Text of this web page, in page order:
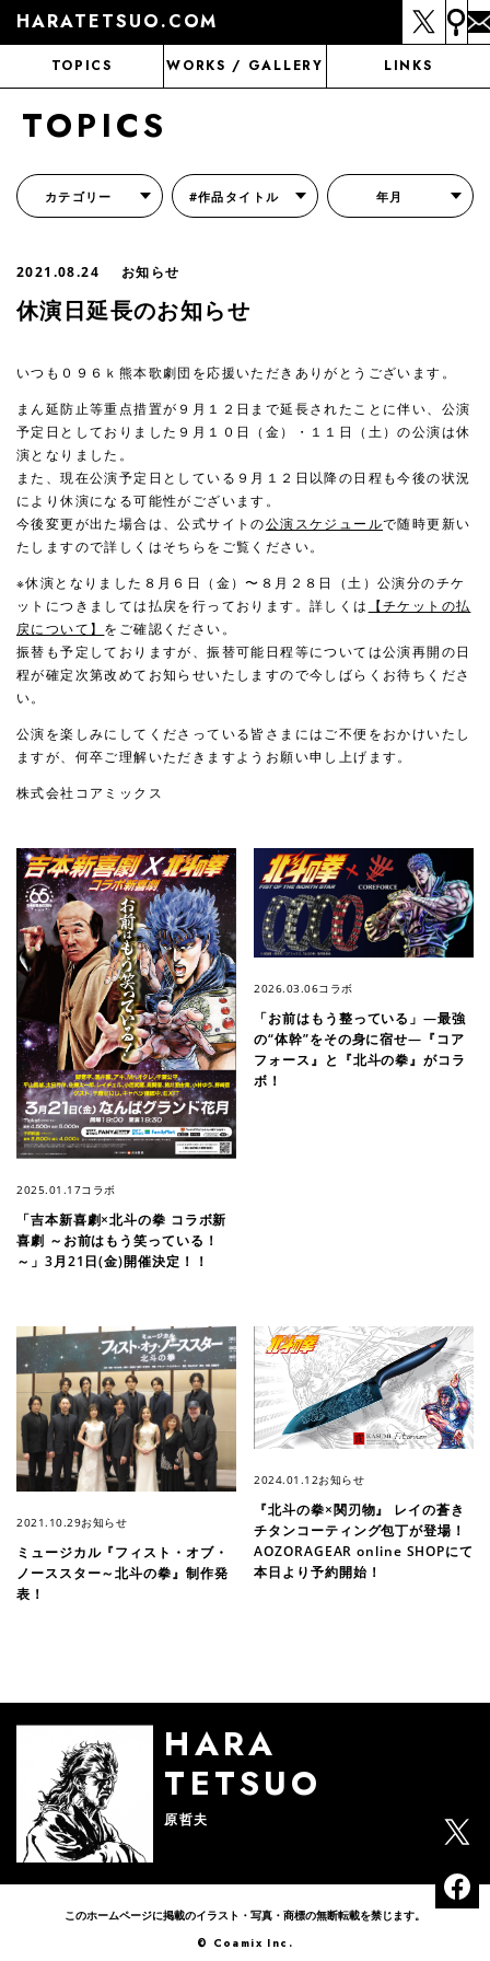
HARATETSUO.COM
TOPICS WORKS / GALLERY LINKS
TOPICS
カテゴリー #作品タイトル 年月
2021.08.24 お知らせ
休演日延長のお知らせ
いつも０９６ｋ熊本歌劇団を応援いただきありがとうございます。
まん延防止等重点措置が９月１２日まで延長されたことに伴い、公演
予定日としておりました９月１０日（金）・１１日（土）の公演は休
演となりました。
また、現在公演予定日としている９月１２日以降の日程も今後の状況
により休演になる可能性がございます。
今後変更が出た場合は、公式サイトの公演スケジュールで随時更新い
たしますので詳しくはそちらをご覧ください。
※休演となりました８月６日（金）〜８月２８日（土）公演分のチケ
ットにつきましては払戻を行っております。詳しくは 【チケットの払
戻について】 をご確認ください。
振替も予定しておりますが、振替可能日程等については公演再開の日
程が確定次第改めてお知らせいたしますので今しばらくお待ちくださ
い。
公演を楽しみにしてくださっている皆さまにはご不便をおかけいたし
ますが、何卒ご理解いただきますようお願い申し上げます。
株式会社コアミックス
2025.01.17コラボ
「吉本新喜劇×北斗の拳 コラボ新
喜劇 ～お前はもう笑っている！
～」3月21日(金)開催決定！！
2026.03.06コラボ
「お前はもう整っている」―最強
の“体幹”をその身に宿せ―『コア
フォース』と『北斗の拳』がコラ
ボ！
2021.10.29お知らせ
ミュージカル『フィスト・オブ・
ノーススター～北斗の拳』制作発
表！
2024.01.12お知らせ
『北斗の拳×関刃物』 レイの蒼き
チタンコーティング包丁が登場！
AOZORAGEAR online SHOPにて
本日より予約開始！
HARA
TETSUO
原哲夫
このホームページに掲載のイラスト・写真・商標の無断転載を禁じます。
© Coamix Inc.